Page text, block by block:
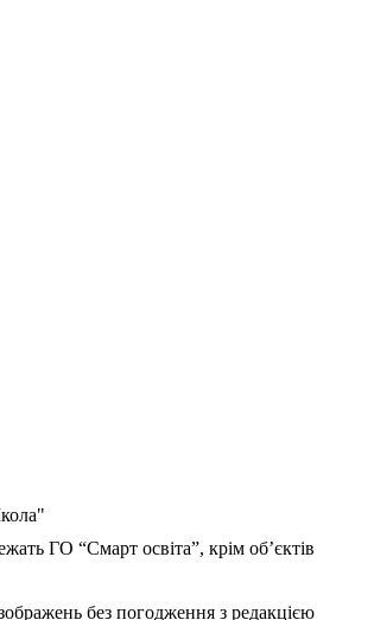
ГО “Смарт освіта”, крім об’єктів
без погодження з редакцією